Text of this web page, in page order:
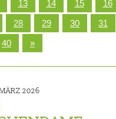
MITGLIEDSCHAFT
13 14 15
16
28 29 30
31
40 »
2026